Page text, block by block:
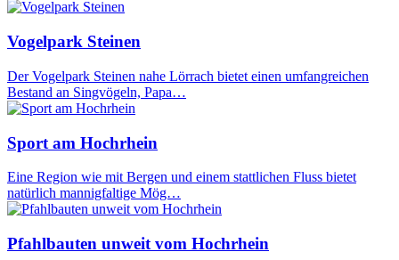
Vogelpark Steinen
Der Vogelpark Steinen nahe Lörrach bietet einen umfangreichen
Bestand an Singvögeln, Papa…
Sport am Hochrhein
Eine Region wie mit Bergen und einem stattlichen Fluss bietet
natürlich mannigfaltige Mög…
Pfahlbauten unweit vom Hochrhein